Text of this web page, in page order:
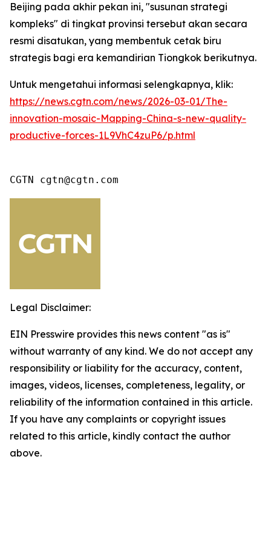
Beijing pada akhir pekan ini, "susunan strategi
kompleks" di tingkat provinsi tersebut akan secara
resmi disatukan, yang membentuk cetak biru
strategis bagi era kemandirian Tiongkok berikutnya.
Untuk mengetahui informasi selengkapnya, klik:
https://news.cgtn.com/news/2026-03-01/The-
innovation-mosaic-Mapping-China-s-new-quality-
productive-forces-1L9VhC4zuP6/p.html
CGTN cgtn@cgtn.com
Legal Disclaimer:
EIN Presswire provides this news content "as is"
without warranty of any kind. We do not accept any
responsibility or liability for the accuracy, content,
images, videos, licenses, completeness, legality, or
reliability of the information contained in this article.
If you have any complaints or copyright issues
related to this article, kindly contact the author
above.